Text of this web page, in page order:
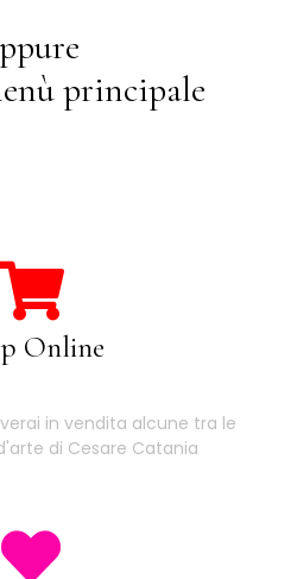
principale
Online
in vendita alcune tra le
di Cesare Catania